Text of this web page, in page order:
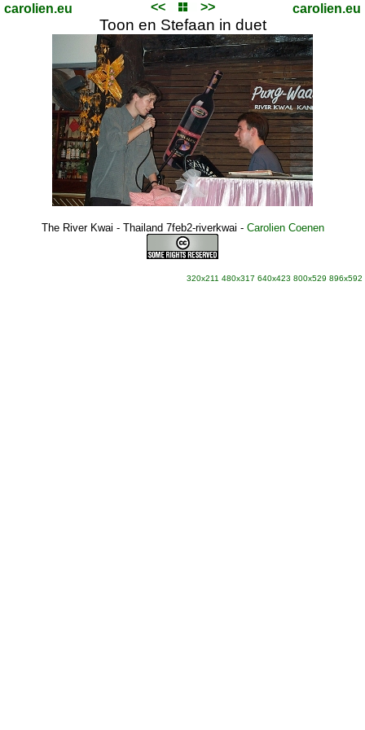
carolien.eu << >> carolien.eu
Toon en Stefaan in duet
The River Kwai - Thailand 7feb2-riverkwai - Carolien Coenen
320x211 480x317 640x423 800x529 896x592